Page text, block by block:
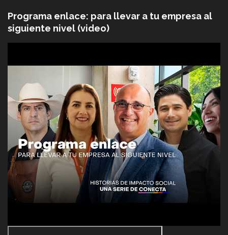
Programa enlace: para llevar a tu empresa al
siguiente nivel (video)